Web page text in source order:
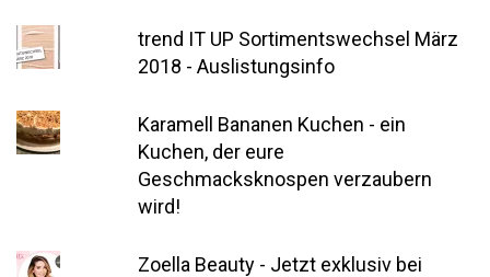
trend IT UP Sortimentswechsel März
2018 - Auslistungsinfo
Karamell Bananen Kuchen - ein
Kuchen, der eure
Geschmacksknospen verzaubern
wird!
Zoella Beauty - Jetzt exklusiv bei